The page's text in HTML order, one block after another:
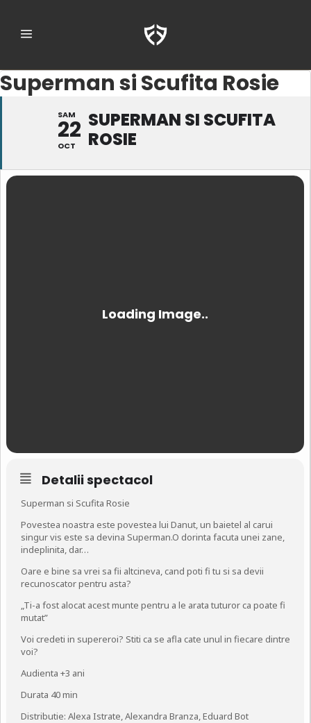
Superman si Scufita Rosie
SAM
22
OCT
SUPERMAN SI SCUFITA
ROSIE
Detalii spectacol
Superman si Scufita Rosie
Povestea noastra este povestea lui Danut, un baietel al carui
singur vis este sa devina Superman.O dorinta facuta unei zane,
indeplinita, dar…
Oare e bine sa vrei sa fii altcineva, cand poti fi tu si sa devii
recunoscator pentru asta?
„Ti-a fost alocat acest munte pentru a le arata tuturor ca poate fi
mutat”
Voi credeti in supereroi? Stiti ca se afla cate unul in fiecare dintre
voi?
Audienta +3 ani
Durata 40 min
Distributie: Alexa Istrate, Alexandra Branza, Eduard Bot